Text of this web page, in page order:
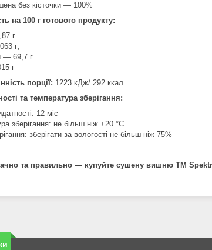
без кісточки — 100%
на 100 г готового продукту:
г
г;
— 69,7 г
г
порції: 1223 кДж/ 292 ккал
та температура зберігання:
12 міс
зберігання: не більш ніж +20 °C
зберігати за вологості не більш ніж 75%
та правильно — купуйте сушену вишню ТМ